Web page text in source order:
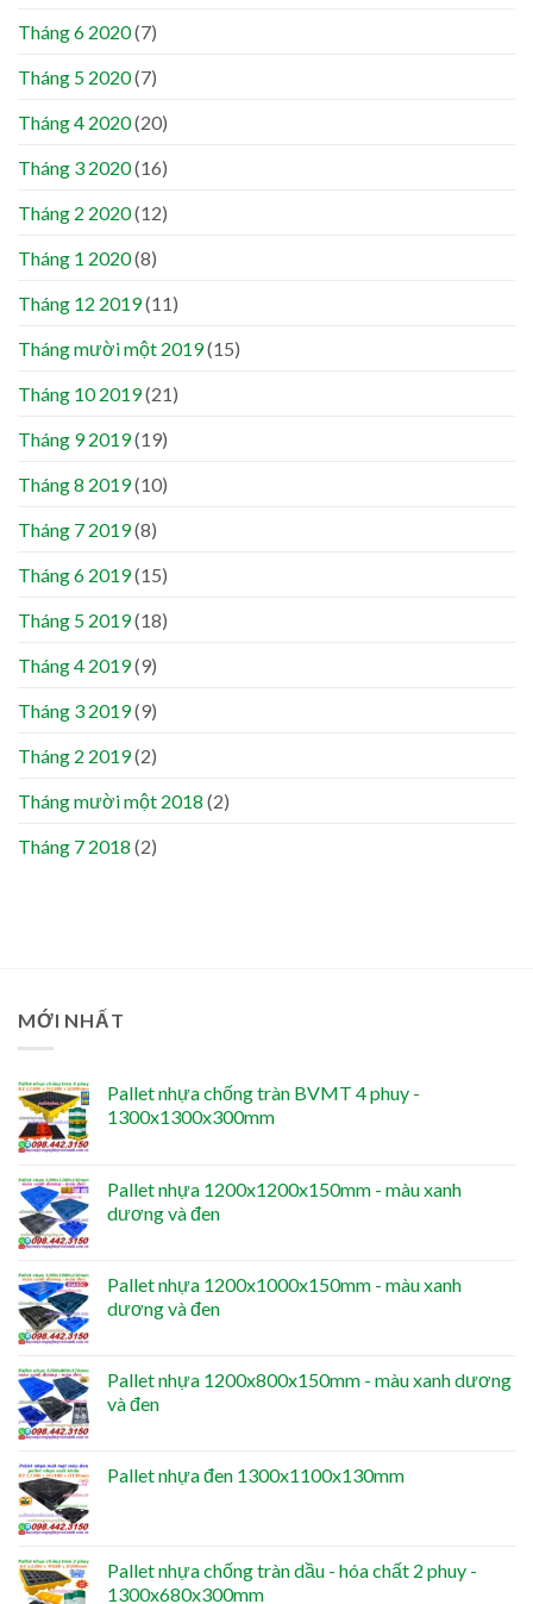
Tháng 6 2020(7)
Tháng 5 2020(7)
Tháng 4 2020(20)
Tháng 3 2020(16)
Tháng 2 2020(12)
Tháng 1 2020(8)
Tháng 12 2019(11)
Tháng mười một 2019(15)
Tháng 10 2019(21)
Tháng 9 2019(19)
Tháng 8 2019(10)
Tháng 7 2019(8)
Tháng 6 2019(15)
Tháng 5 2019(18)
Tháng 4 2019(9)
Tháng 3 2019(9)
Tháng 2 2019(2)
Tháng mười một 2018 (2)
Tháng 7 2018 (2)
MỚI NHẤT
Pallet nhựa chống tràn BVMT 4 phuy -
1300x1300x300mm
Pallet nhựa 1200x1200x150mm - màu xanh
dương và đen
Pallet nhựa 1200x1000x150mm - màu xanh
dương và đen
Pallet nhựa 1200x800x150mm - màu xanh dương
và đen
Pallet nhựa đen 1300x1100x130mm
Pallet nhựa chống tràn dầu - hóa chất 2 phuy -
1300x680x300mm